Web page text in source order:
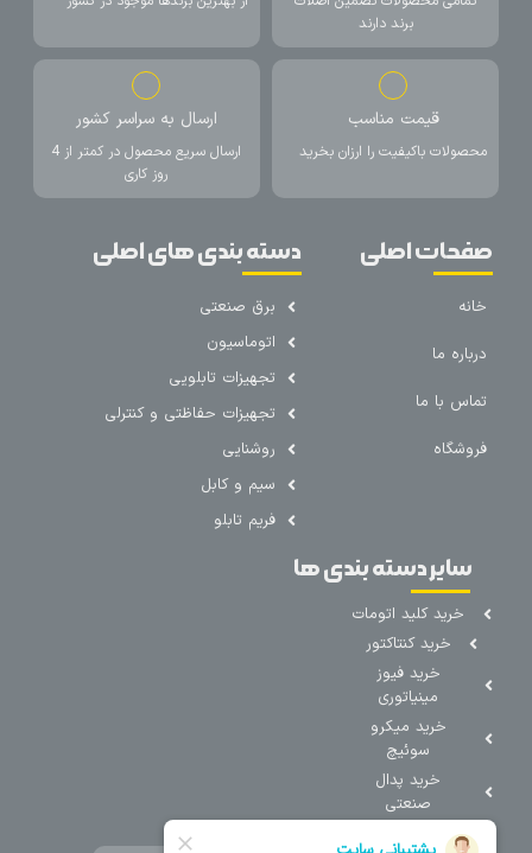
برند دارند
قیمت مناسب
محصولات باکیفیت را ارزان بخرید
ارسال به سراسر کشور
ارسال سریع محصول در کمتر از 4
روز کاری
صفحات اصلی
خانه
درباره ما
تماس با ما
فروشگاه
دسته بندی های اصلی
برق صنعتی
اتوماسیون
تجهیزات تابلویی
تجهیزات حفاظتی و کنترلی
روشنایی
سیم و کابل
فریم تابلو
سایر دسته بندی ها
خرید کلید اتومات
خرید کنتاکتور
خرید فیوز
مینیاتوری
خرید میکرو
سوئیچ
خرید پدال
صنعتی